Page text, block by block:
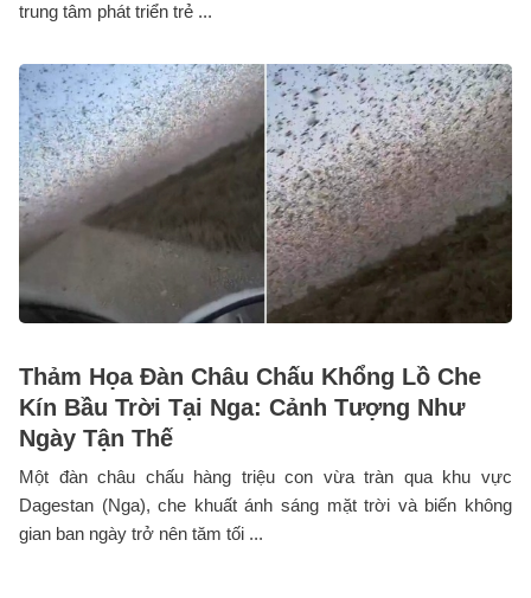
trung tâm phát triển trẻ ...
Thảm Họa Đàn Châu Chấu Khổng Lồ Che
Kín Bầu Trời Tại Nga: Cảnh Tượng Như
Ngày Tận Thế
Một đàn châu chấu hàng triệu con vừa tràn qua khu vực
Dagestan (Nga), che khuất ánh sáng mặt trời và biến không
gian ban ngày trở nên tăm tối ...